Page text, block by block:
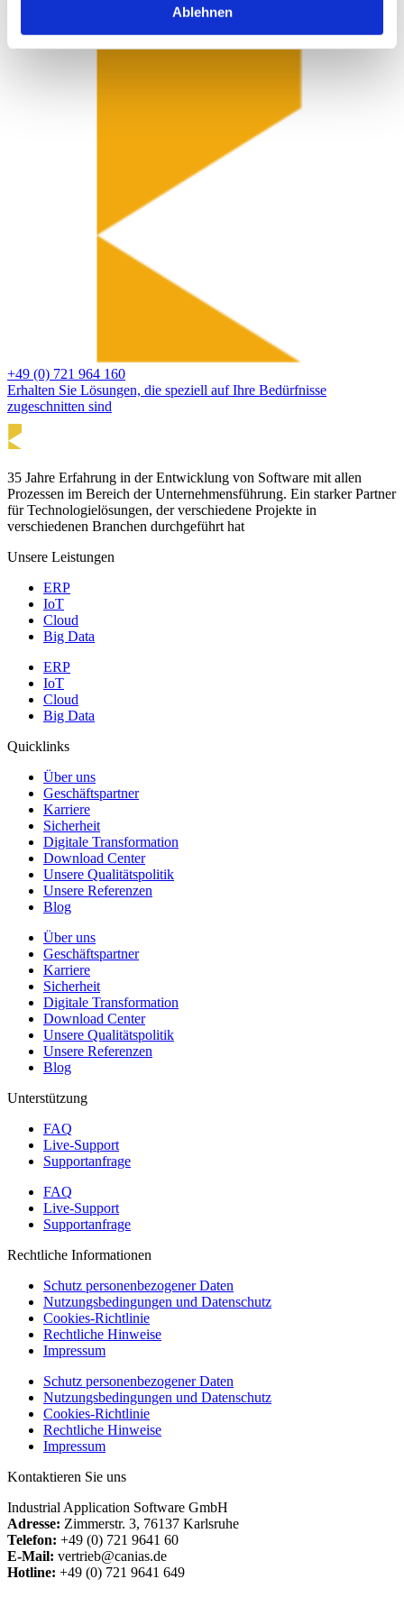
Ablehnen
+49 (0) 721 964 160
Erhalten Sie Lösungen, die speziell auf Ihre Bedürfnisse
zugeschnitten sind
35 Jahre Erfahrung in der Entwicklung von Software mit allen
Prozessen im Bereich der Unternehmensführung. Ein starker Partner
für Technologielösungen, der verschiedene Projekte in
verschiedenen Branchen durchgeführt hat
Unsere Leistungen
ERP
IoT
Cloud
Big Data
ERP
IoT
Cloud
Big Data
Quicklinks
Über uns
Geschäftspartner
Karriere
Sicherheit
Digitale Transformation
Download Center
Unsere Qualitätspolitik
Unsere Referenzen
Blog
Über uns
Geschäftspartner
Karriere
Sicherheit
Digitale Transformation
Download Center
Unsere Qualitätspolitik
Unsere Referenzen
Blog
Unterstützung
FAQ
Live-Support
Supportanfrage
FAQ
Live-Support
Supportanfrage
Rechtliche Informationen
Schutz personenbezogener Daten
Nutzungsbedingungen und Datenschutz
Cookies-Richtlinie
Rechtliche Hinweise
Impressum
Schutz personenbezogener Daten
Nutzungsbedingungen und Datenschutz
Cookies-Richtlinie
Rechtliche Hinweise
Impressum
Kontaktieren Sie uns
Industrial Application Software GmbH
Adresse: Zimmerstr. 3, 76137 Karlsruhe
Telefon: +49 (0) 721 9641 60
E-Mail: vertrieb@canias.de
Hotline: +49 (0) 721 9641 649